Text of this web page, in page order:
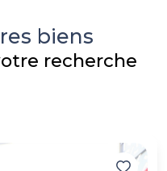
biens
recherche